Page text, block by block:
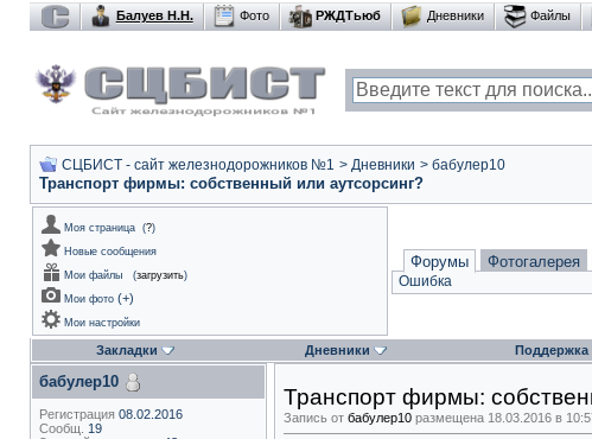
Балуев Н.Н. Фото РЖДТьюб Дневники Файлы
СЦБИСТ - сайт железнодорожников №1 > Дневники > бабулер10
Транспорт фирмы: собственный или аутсорсинг?
Моя страница (?)
Новые сообщения
Мои файлы
(загрузить)
Мои фото (+)
Мои настройки
Форумы Фотогалерея
Ошибка
Закладки Дневники Поддержка
Транспорт фирмы:
Запись от бабулер10 размещена 18.03.2016 в
бабулер10
Регистрация 08.02.2016
Сообщ. 19